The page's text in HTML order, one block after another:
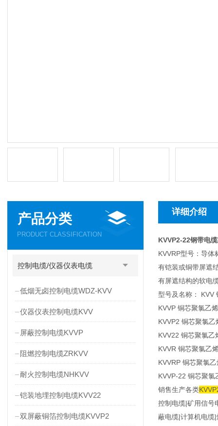
产品分类
PRODUCT CLASSIFICATION
控制电缆/仪器仪表电缆
低烟无卤控制电缆WDZ-KVV
仪器仪表控制电缆KVV
屏蔽控制电缆KVVP
阻燃控制电缆ZRKVV
耐火控制电缆NHKVV
铠装地埋控制电缆KVV22
双屏蔽铜箔控制电缆KVVP2
详细介绍
KVVP2-22钢带电
KVVRP型号：导
有铠装或铜带屏遮
有屏遮结构的软电
型号及名称： KVV
KVVP 铜芯聚氯乙
KVVP2 铜芯聚氯
KVV22 铜芯聚氯
KVVR 铜芯聚氯乙
KVVRP 铜芯聚氯
KVVP-22 铜芯聚
销售生产各类
控制电缆|矿用信号
蔽电缆|计算机电缆